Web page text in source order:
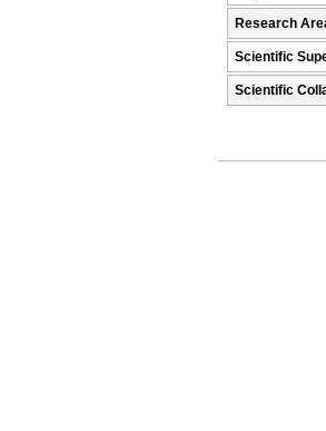
Research
Scientific
Scientific